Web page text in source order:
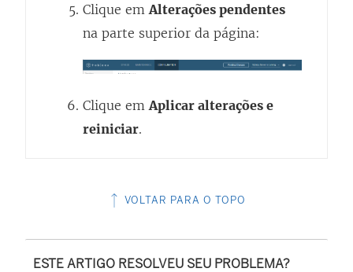
Clique em Alterações pendentes
na parte superior da página:
Clique em Aplicar alterações e
reiniciar.
VOLTAR PARA O TOPO
ESTE ARTIGO RESOLVEU SEU PROBLEMA?